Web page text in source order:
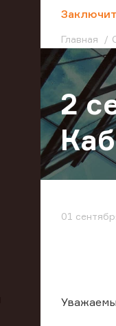
Главная
2
01